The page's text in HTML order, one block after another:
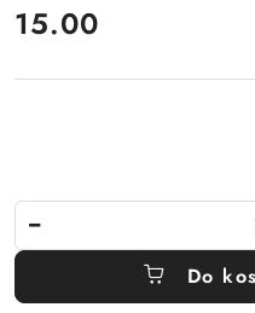
cena:
15.00
Do